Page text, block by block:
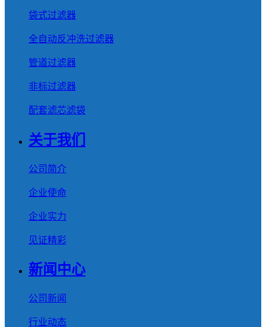
袋式过滤器
全自动反冲洗过滤器
管道过滤器
非标过滤器
配套滤芯滤袋
关于我们
公司简介
企业使命
企业实力
见证精彩
新闻中心
公司新闻
行业动态